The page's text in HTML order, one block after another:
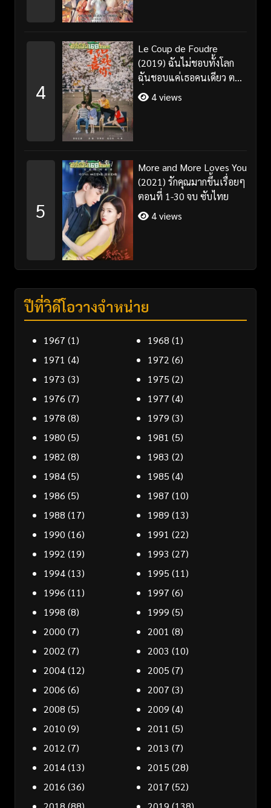
4
Le Coup de Foudre
(2019) ฉันไม่ชอบทั้งโลก
ฉันชอบแค่เธอคนเดียว ตอน
ที่ 1-35 จบ ซับไทย
4 views
5
More and More Loves You
(2021) รักคุณมากขึ้นเรื่อยๆ
ตอนที่ 1-30 จบ ซับไทย
4 views
ปีที่วิดีโอวางจำหน่าย
1967 (1) 1968 (1)
1971 (4) 1972 (6)
1973 (3) 1975 (2)
1976 (7) 1977 (4)
1978 (8) 1979 (3)
1980 (5) 1981 (5)
1982 (8) 1983 (2)
1984(5) 1985 (4)
1986 (5) 1987 (10)
1988 (17) 1989 (13)
1990 (16) 1991 (22)
1992 (19) 1993 (27)
1994(13) 1995 (11)
1996 (11) 1997 (6)
1998 (8) 1999 (5)
2000 (7) 2001 (8)
2002 (7) 2003 (10)
2004(12) 2005 (7)
2006 (6) 2007 (3)
2008 (5) 2009 (4)
2010 (9) 2011 (5)
2012 (7) 2013 (7)
2014(13) 2015 (28)
2016 (36) 2017 (52)